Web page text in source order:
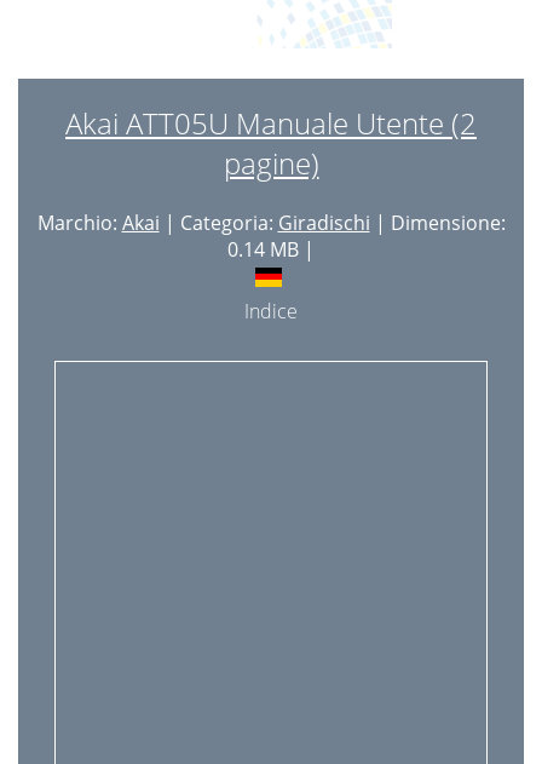
Akai ATT05U Manuale Utente (2
pagine)
Marchio: Akai | Categoria: Giradischi | Dimensione:
0.14 MB |
Indice